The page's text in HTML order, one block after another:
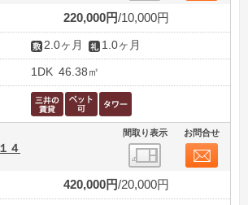
220,000円 10,000円
2.0ヶ月 1.0ヶ月
1DK 46.38㎡
間取り表示 お問合せ
４
420,000円 20,000円